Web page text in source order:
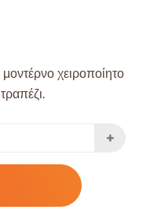
χειροποίητο